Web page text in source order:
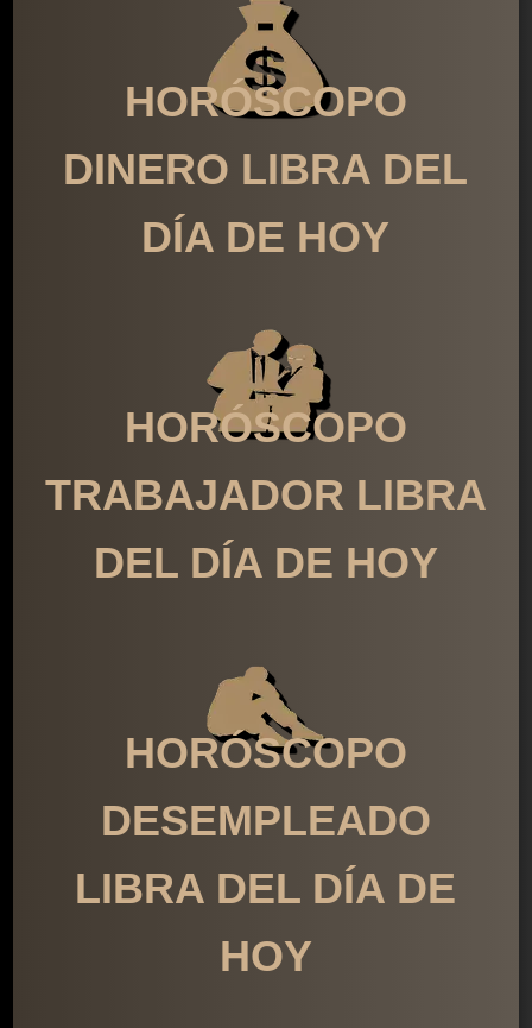
HORÓSCOPO
DINERO LIBRA DEL
DÍA DE HOY
HORÓSCOPO
TRABAJADOR LIBRA
DEL DÍA DE HOY
HORÓSCOPO
DESEMPLEADO
LIBRA DEL DÍA DE
HOY